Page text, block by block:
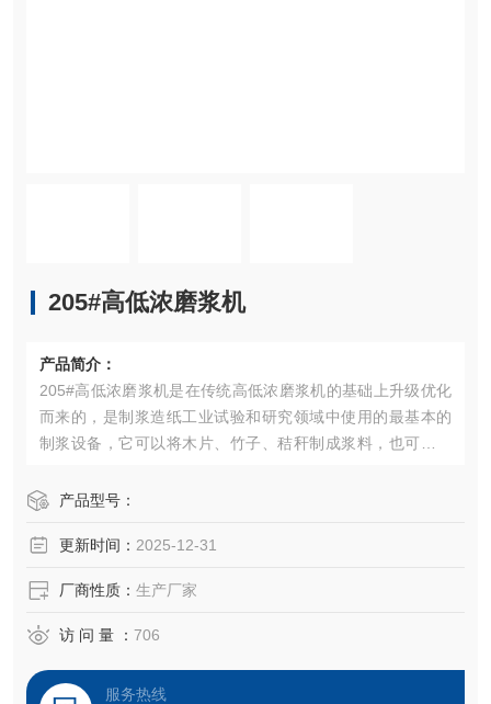
205#高低浓磨浆机
产品简介：
205#高低浓磨浆机是在传统高低浓磨浆机的基础上升级优化
而来的，是制浆造纸工业试验和研究领域中使用的最基本的
制浆设备，它可以将木片、竹子、秸秆制成浆料，也可以对
改变纤维的表面特性。高浓盘磨精浆机制浆在国际上是采用
产品型号：
更新时间： 2025-12-31
厂商性质： 生产厂家
访 问 量 ： 706
服务热线